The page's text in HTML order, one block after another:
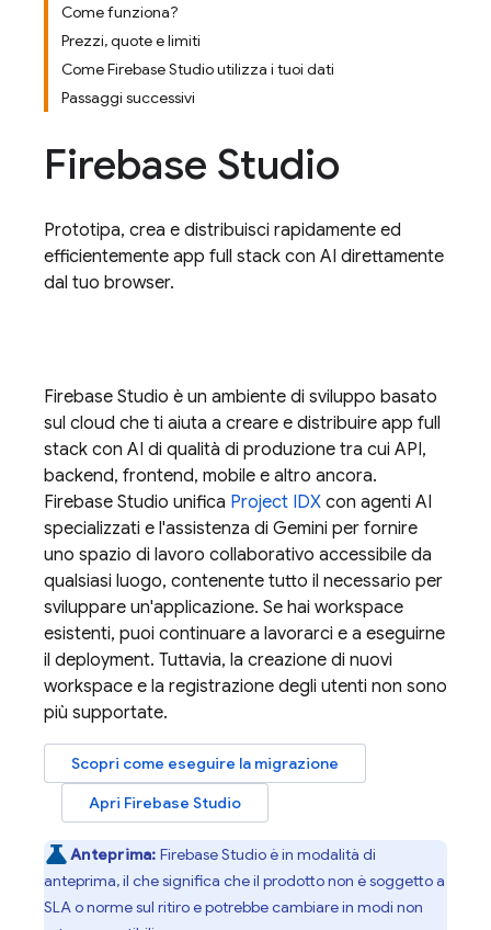
Come funziona?
Prezzi, quote e limiti
Come Firebase Studio utilizza i tuoi dati
Passaggi successivi
Firebase Studio
Prototipa, crea e distribuisci rapidamente ed
efficientemente app full stack con AI direttamente
dal tuo browser.
Firebase Studio è un ambiente di sviluppo basato
sul cloud che ti aiuta a creare e distribuire app full
stack con AI di qualità di produzione tra cui API,
backend, frontend, mobile e altro ancora.
Firebase Studio unifica Project IDX con agenti AI
specializzati e l'assistenza di Gemini per fornire
uno spazio di lavoro collaborativo accessibile da
qualsiasi luogo, contenente tutto il necessario per
sviluppare un'applicazione. Se hai workspace
esistenti, puoi continuare a lavorarci e a eseguirne
il deployment. Tuttavia, la creazione di nuovi
workspace e la registrazione degli utenti non sono
più supportate.
Scopri come eseguire la migrazione
Apri Firebase Studio
Anteprima: Firebase Studioè in modalità di
anteprima, il che significa che il prodotto non è soggetto a
SLA o norme sul ritiro e potrebbe cambiare in modi non